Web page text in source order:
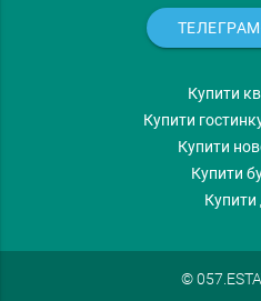
Купити
Купити
Купити
Купити
Купити
©